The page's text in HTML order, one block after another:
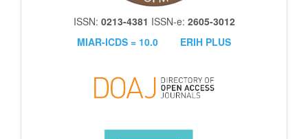
ISSN: 0213-4381 ISSN-e: 2605-3012
MIAR-ICDS = 10.0
ERIH PLUS